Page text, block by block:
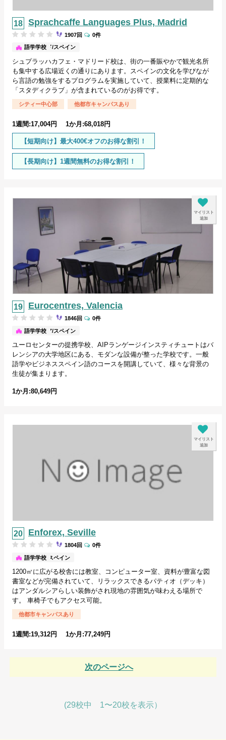
Sprachcaffe Languages Plus, Madrid
マドリード/スペイン
語学学校
1907回 0件
シュプラッハカフェ・マドリード校は、街の一番賑やかで観光名所
も集中する広場近くの通りにあります。スペインの文化を学びなが
ら言語の勉強をするプログラムを実施していて、授業料に定期的な
「スタディクラブ」が含まれているのがお得です。
シティー中心部 他都市キャンパスあり
1週間:17,004円 1か月:68,018円
【短期向け】最大400€オフのお得な割引！
【長期向け】1週間無料のお得な割引！
マイリスト
追加
Eurocentres, Valencia
バレンシア/スペイン
語学学校
1846回 0件
ユーロセンターの提携学校、AIPランゲージインスティチュートはバ
レンシアの大学地区にある、モダンな設備が整った学校です。一般
語学やビジネススペイン語のコースを開講していて、様々な背景の
生徒が集まります。
1か月:80,649円
マイリスト
追加
Enforex, Seville
セビリア/スペイン
語学学校
1804回 0件
1200㎡に広がる校舎には教室、コンピューター室、資料が豊富な図
書室などが完備されていて、リラックスできるパティオ（デッキ）
はアンダルシアらしい装飾がされ現地の雰囲気が味わえる場所で
す。 車椅子でもアクセス可能。
他都市キャンパスあり
1週間:19,312円 1か月:77,249円
次のページへ
(29校中 1〜20校を表示）